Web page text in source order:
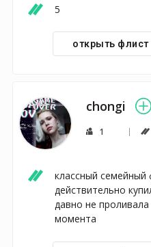
5
открыть флист
chongi
1
классный
действительно
давно не
момента